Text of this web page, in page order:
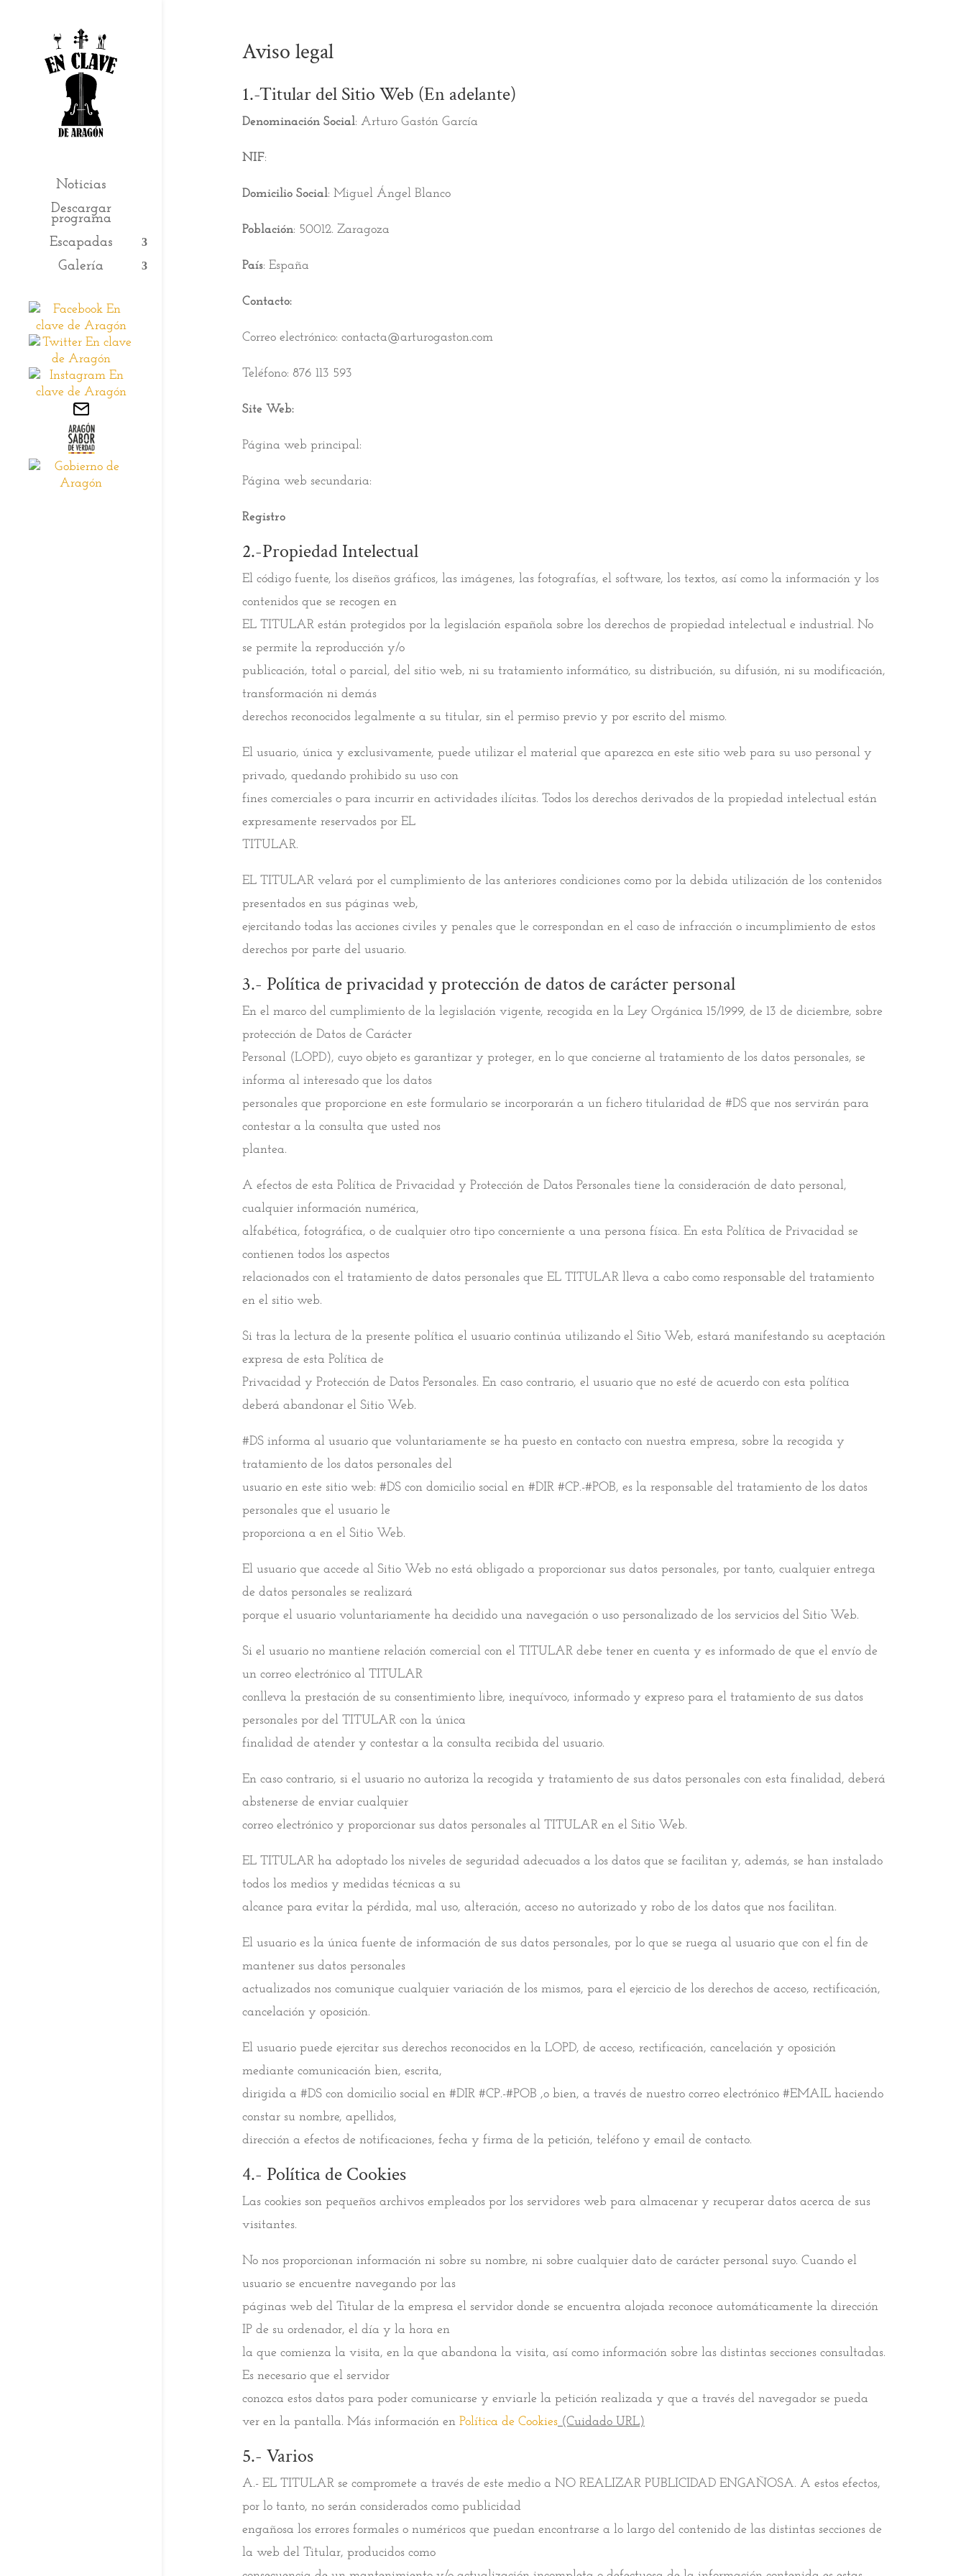
Noticias
Descargar
programa
Escapadas
Galería
Aviso legal
1.-Titular del Sitio Web (En adelante)
Denominación Social: Arturo Gastón García
NIF:
Domicilio Social: Miguel Ángel Blanco
Población: 50012. Zaragoza
País: España
Contacto:
Correo electrónico: contacta@arturogaston.com
Teléfono: 876 113 593
Site Web:
Página web principal:
Página web secundaria:
Registro
2.-Propiedad Intelectual
El código fuente, los diseños gráficos, las imágenes, las fotografías, el software, los textos, así como la información y los
contenidos que se recogen en
EL TITULAR están protegidos por la legislación española sobre los derechos de propiedad intelectual e industrial. No
se permite la reproducción y/o
publicación, total o parcial, del sitio web, ni su tratamiento informático, su distribución, su difusión, ni su modificación,
transformación ni demás
derechos reconocidos legalmente a su titular, sin el permiso previo y por escrito del mismo.
El usuario, única y exclusivamente, puede utilizar el material que aparezca en este sitio web para su uso personal y
privado, quedando prohibido su uso con
fines comerciales o para incurrir en actividades ilícitas. Todos los derechos derivados de la propiedad intelectual están
expresamente reservados por EL
TITULAR.
EL TITULAR velará por el cumplimiento de las anteriores condiciones como por la debida utilización de los contenidos
presentados en sus páginas web,
ejercitando todas las acciones civiles y penales que le correspondan en el caso de infracción o incumplimiento de estos
derechos por parte del usuario.
3.- Política de privacidad y protección de datos de carácter personal
En el marco del cumplimiento de la legislación vigente, recogida en la Ley Orgánica 15/1999, de 13 de diciembre, sobre
protección de Datos de Carácter
Personal (LOPD), cuyo objeto es garantizar y proteger, en lo que concierne al tratamiento de los datos personales, se
informa al interesado que los datos
personales que proporcione en este formulario se incorporarán a un fichero titularidad de #DS que nos servirán para
contestar a la consulta que usted nos
plantea.
A efectos de esta Política de Privacidad y Protección de Datos Personales tiene la consideración de dato personal,
cualquier información numérica,
alfabética, fotográfica, o de cualquier otro tipo concerniente a una persona física. En esta Política de Privacidad se
contienen todos los aspectos
relacionados con el tratamiento de datos personales que EL TITULAR lleva a cabo como responsable del tratamiento
en el sitio web.
Si tras la lectura de la presente política el usuario continúa utilizando el Sitio Web, estará manifestando su aceptación
expresa de esta Política de
Privacidad y Protección de Datos Personales. En caso contrario, el usuario que no esté de acuerdo con esta política
deberá abandonar el Sitio Web.
#DS informa al usuario que voluntariamente se ha puesto en contacto con nuestra empresa, sobre la recogida y
tratamiento de los datos personales del
usuario en este sitio web: #DS con domicilio social en #DIR #CP.-#POB, es la responsable del tratamiento de los datos
personales que el usuario le
proporciona a en el Sitio Web.
El usuario que accede al Sitio Web no está obligado a proporcionar sus datos personales, por tanto, cualquier entrega
de datos personales se realizará
porque el usuario voluntariamente ha decidido una navegación o uso personalizado de los servicios del Sitio Web.
Si el usuario no mantiene relación comercial con el TITULAR debe tener en cuenta y es informado de que el envío de
un correo electrónico al TITULAR
conlleva la prestación de su consentimiento libre, inequívoco, informado y expreso para el tratamiento de sus datos
personales por del TITULAR con la única
finalidad de atender y contestar a la consulta recibida del usuario.
En caso contrario, si el usuario no autoriza la recogida y tratamiento de sus datos personales con esta finalidad, deberá
abstenerse de enviar cualquier
correo electrónico y proporcionar sus datos personales al TITULAR en el Sitio Web.
EL TITULAR ha adoptado los niveles de seguridad adecuados a los datos que se facilitan y, además, se han instalado
todos los medios y medidas técnicas a su
alcance para evitar la pérdida, mal uso, alteración, acceso no autorizado y robo de los datos que nos facilitan.
El usuario es la única fuente de información de sus datos personales, por lo que se ruega al usuario que con el fin de
mantener sus datos personales
actualizados nos comunique cualquier variación de los mismos, para el ejercicio de los derechos de acceso, rectificación,
cancelación y oposición.
El usuario puede ejercitar sus derechos reconocidos en la LOPD, de acceso, rectificación, cancelación y oposición
mediante comunicación bien, escrita,
dirigida a #DS con domicilio social en #DIR #CP.-#POB ,o bien, a través de nuestro correo electrónico #EMAIL haciendo
constar su nombre, apellidos,
dirección a efectos de notificaciones, fecha y firma de la petición, teléfono y email de contacto.
4.- Política de Cookies
Las cookies son pequeños archivos empleados por los servidores web para almacenar y recuperar datos acerca de sus
visitantes.
No nos proporcionan información ni sobre su nombre, ni sobre cualquier dato de carácter personal suyo. Cuando el
usuario se encuentre navegando por las
páginas web del Titular de la empresa el servidor donde se encuentra alojada reconoce automáticamente la dirección
IP de su ordenador, el día y la hora en
la que comienza la visita, en la que abandona la visita, así como información sobre las distintas secciones consultadas.
Es necesario que el servidor
conozca estos datos para poder comunicarse y enviarle la petición realizada y que a través del navegador se pueda
ver en la pantalla. Más información en Política de Cookies(Cuidado URL)
5.- Varios
A.- EL TITULAR se compromete a través de este medio a NO REALIZAR PUBLICIDAD ENGAÑOSA. A estos efectos,
por lo tanto, no serán considerados como publicidad
engañosa los errores formales o numéricos que puedan encontrarse a lo largo del contenido de las distintas secciones de
la web del Titular, producidos como